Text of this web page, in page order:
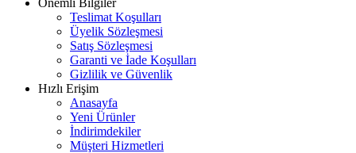
Teslimat Koşulları
Üyelik Sözleşmesi
Satış Sözleşmesi
Garanti ve İade Koşulları
Gizlilik ve Güvenlik
Hızlı Erişim
Anasayfa
Yeni Ürünler
İndirimdekiler
Müşteri Hizmetleri